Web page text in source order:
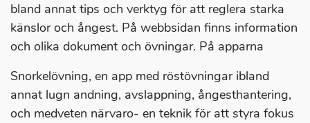
bland annat tips och verktyg för att reglera starka
känslor och ångest. På webbsidan finns information
och olika dokument och övningar. På apparna
Snorkelövning, en app med röstövningar ibland
annat lugn andning, avslappning, ångesthantering,
och medveten närvaro- en teknik för att styra fokus